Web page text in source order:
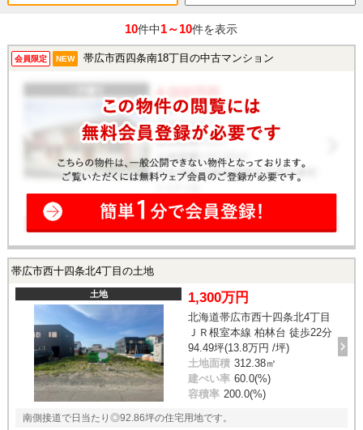
10件中1～10件を表示
会員限定 NEW 帯広市西四条南18丁目の中古マンション
帯広市西十四条北4丁目の土地
土地 1,300万円
北海道帯広市西十四条北4丁目
ＪＲ根室本線 柏林台 徒歩22分
94.49坪(13.8万円 /坪)
土地面積 312.38㎡
建ぺい率 60.0(%)
容積率 200.0(%)
南側接道で日当たり◎92.86坪の住宅用地です。